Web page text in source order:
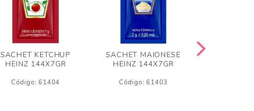
SACHET KETCHUP
HEINZ 144X7GR
Código: 61404
SACHET MAIONESE
HEINZ 144X7GR
Código: 61403